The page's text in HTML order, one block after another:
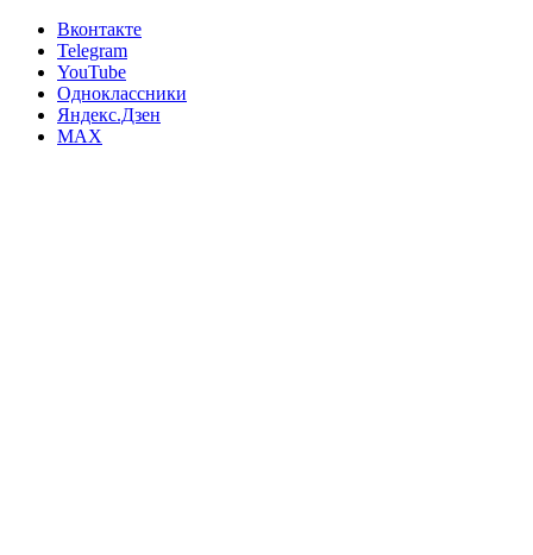
Вконтакте
Telegram
YouTube
Одноклассники
Яндекс.Дзен
MAX